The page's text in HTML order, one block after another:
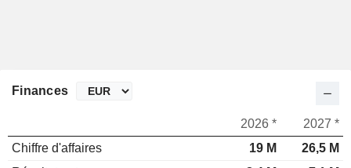
Finances
2026 *
2027 *
Chiffre d'affaires
19 M
26,5 M